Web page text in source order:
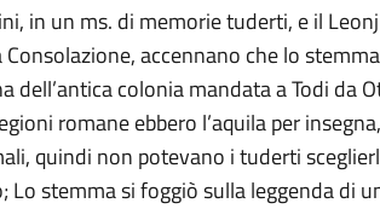
in un ms. di memorie tuderti, e il
accennano che lo
dell’antica colonia mandata a Todi da
romane ebbero l’aquila per
quindi non potevano i tuderti
stemma si foggiò sulla leggenda di